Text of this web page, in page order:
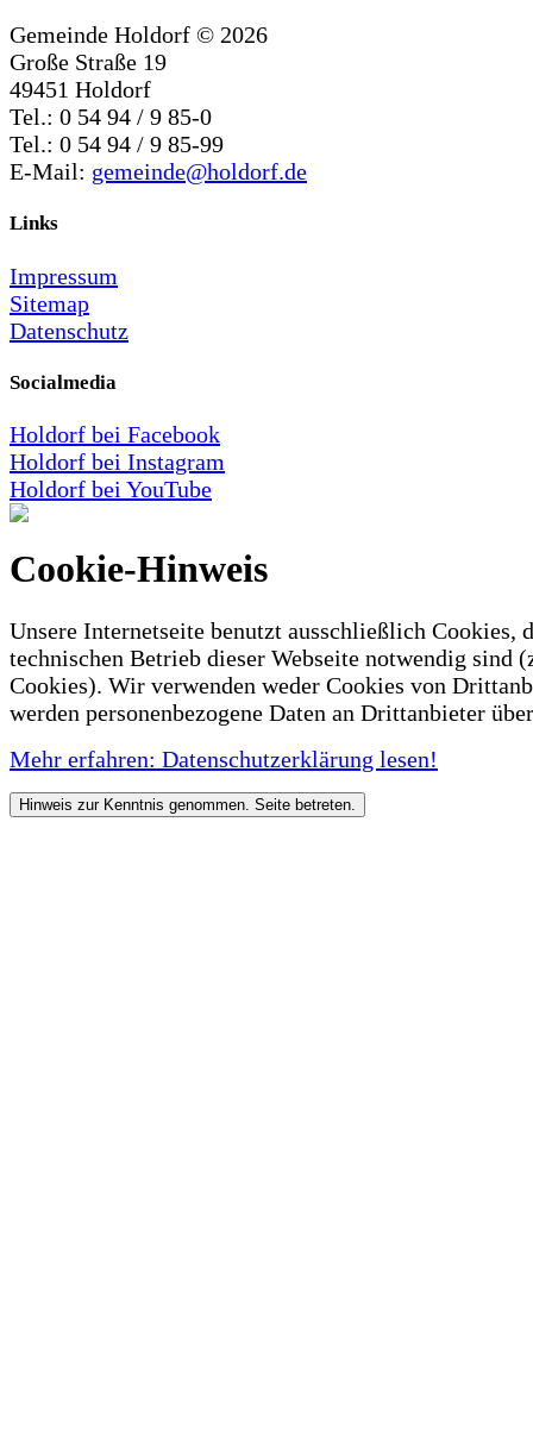
Gemeinde Holdorf © 2026
Große Straße 19
49451 Holdorf
Tel.: 0 54 94 / 9 85-0
Tel.: 0 54 94 / 9 85-99
E-Mail: gemeinde@holdorf.de
Links
Impressum
Sitemap
Datenschutz
Socialmedia
Holdorf bei Facebook
Holdorf bei Instagram
Holdorf bei YouTube
Cookie-Hinweis
Unsere Internetseite benutzt ausschließlich Cookies,
technischen Betrieb dieser Webseite notwendig sind
Cookies). Wir verwenden weder Cookies von
werden personenbezogene Daten an Drittanbieter
Mehr erfahren: Datenschutzerklärung lesen!
Hinweis zur Kenntnis genommen. Seite betreten.